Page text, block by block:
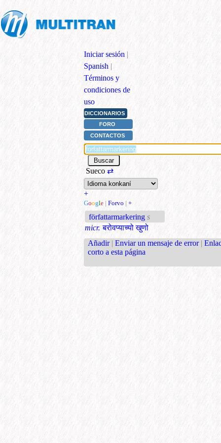
Iniciar sesión |
Spanish |
Términos y
condiciones de
uso
DICCIONARIOS
FORO
CONTACTOS
Sueco ⇄
+
Google | Forvo | +
författarmarkering s
micr. बरोवप्याच्यो खुणो
Añadir | Enviar un mensaje de error |
corto a esta página